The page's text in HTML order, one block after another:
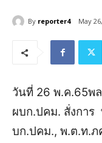
By reporter4 May
วันที่ 26 พ.ค.65พ
ผบก.ปคม. สั่งกา
บก.ปคม., พ.ต.ท.ภ